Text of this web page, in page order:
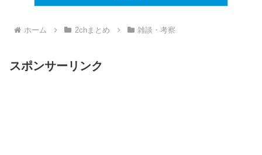
ホーム 2chまとめ 雑談・考察
スポンサーリンク